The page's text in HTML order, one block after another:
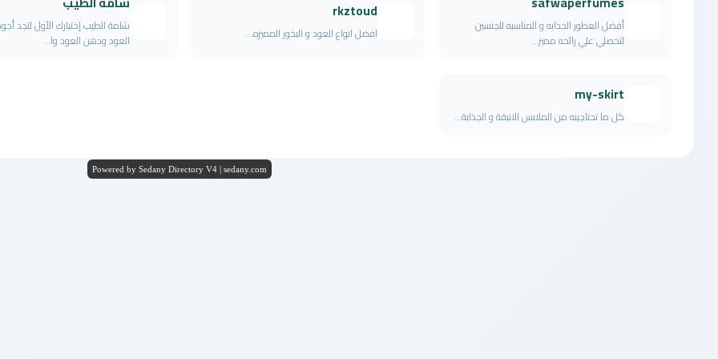
أفضل العطور الجذابه و المناسبه للجنسين
لتحصلي علي رائحه مميز...
rkztoud
افضل انواع العود و البخور المميزه...
شامة الطيب إختيارك الأول لتجد
العود ودهن العود وا...
my-skirt
كل ما تحتاجينه من الملابس الانيقة و الجذابة...
Powered by Sedany Directory V4 | sedany.com